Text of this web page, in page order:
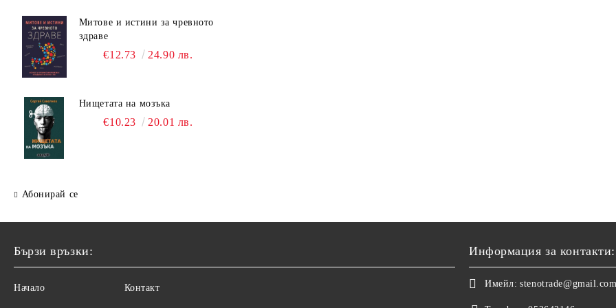
Митове и истини за чревното
здраве
€12.73 24.90 лв.
Нищетата на мозъка
€10.23 20.01 лв.
Абонирай се
Бързи връзки:
Начало Контакт
Информация за контакти:
Имейл: